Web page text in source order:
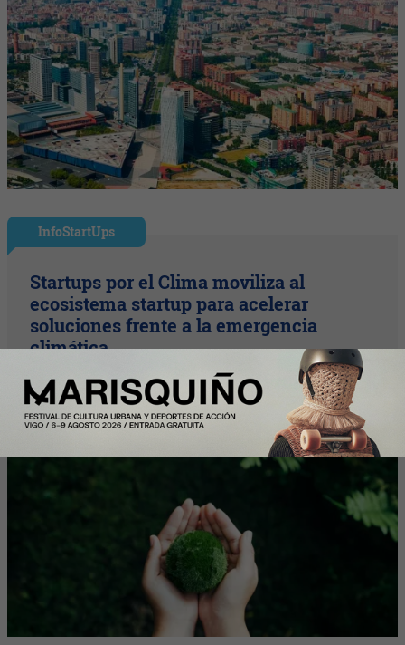
InfoStartUps
Startups por el Clima moviliza al
ecosistema startup para acelerar
soluciones frente a la emergencia
climática